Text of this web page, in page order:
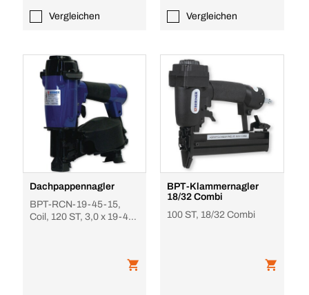
Vergleichen Vergleichen
Dachpappennagler
BPT-RCN-19-45-15,
Coil, 120 ST, 3,0 x 19-45
BPT-Klammernagler
18/32 Combi
100 ST, 18/32 Combi